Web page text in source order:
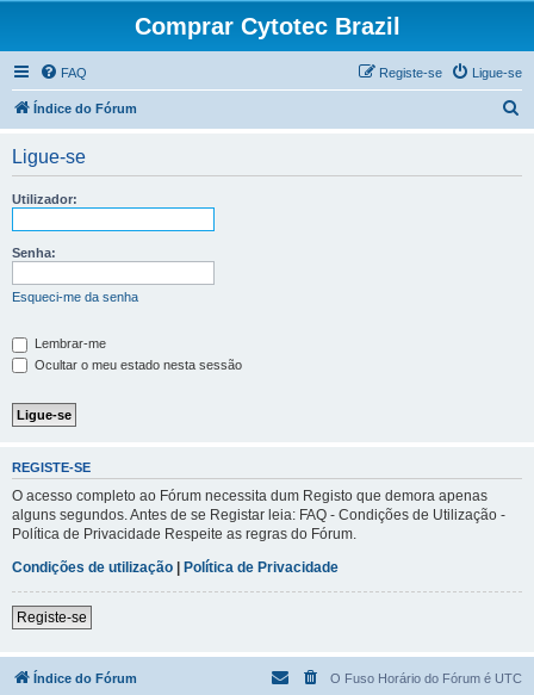
Comprar Cytotec Brazil
FAQ Ligue-se
Registe-se
Índice do Fórum
Ligue-se
Utilizador:
Senha:
Esqueci-me da senha
Lembrar-me
Ocultar o meu estado nesta sessão
REGISTE-SE
O acesso completo ao Fórum necessita dum Registo que demora apenas
alguns segundos. Antes de se Registar leia: FAQ - Condições de Utilização -
Política de Privacidade Respeite as regras do Fórum.
Condições de utilização | Política de Privacidade
Registe-se
Índice do Fórum O Fuso Horário do Fórum é UTC